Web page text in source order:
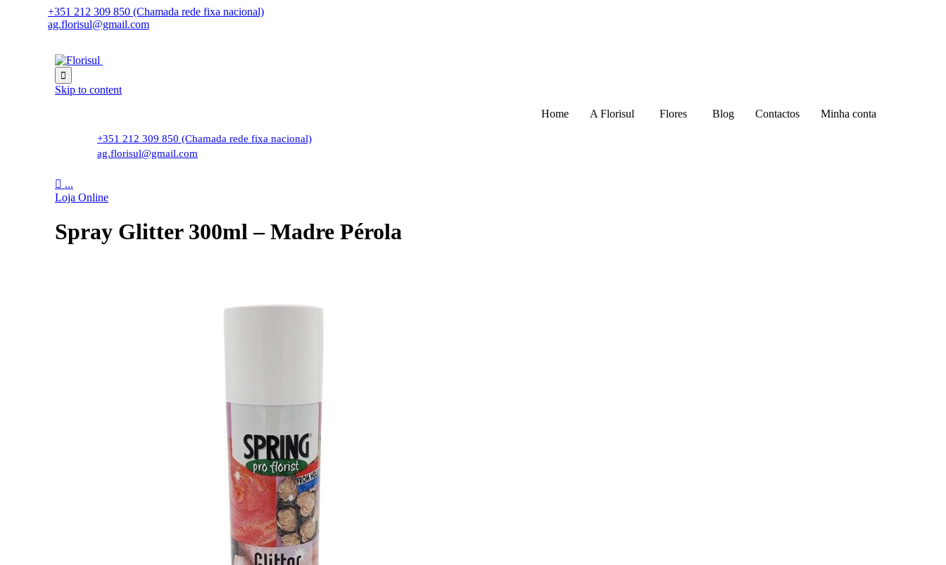
+351 212 309 850 (Chamada rede fixa nacional)
ag.florisul@gmail.com

Skip to content
Home
A Florisul Flores Blog Contactos Minha conta
+351 212 309 850 (Chamada rede fixa nacional)
ag.florisul@gmail.com
 ...
Loja Online
Spray Glitter 300ml – Madre Pérola